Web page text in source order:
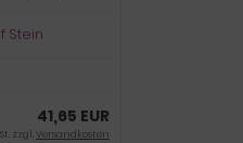
Stein
41,65 EUR
zzgl.Versandkosten